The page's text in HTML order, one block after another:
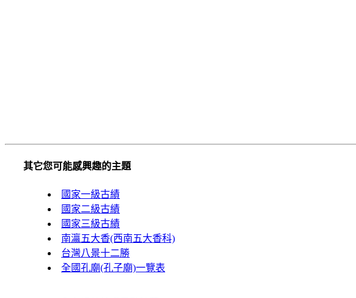
其它您可能感興趣的主題
國家一級古績
國家二級古績
國家三級古績
南瀛五大香(西南五大香科)
台灣八景十二勝
全國孔廟(孔子廟)一覽表